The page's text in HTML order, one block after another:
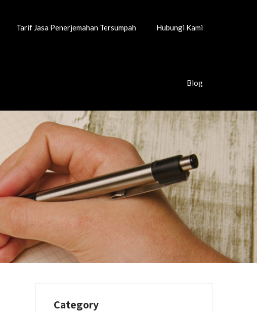
Tarif Jasa Penerjemahan Tersumpah Hubungi Kami
Blog
Category